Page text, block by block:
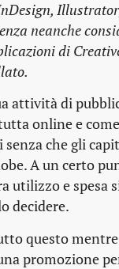
neanche
di
attività di
online e
senza che gli
A un certo
utilizzo e spesa
decidere.
questo
promozione